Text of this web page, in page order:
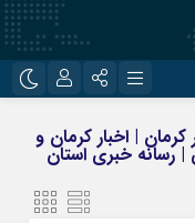
کرمان | اخبار کرمان و
رسانه خبری استان